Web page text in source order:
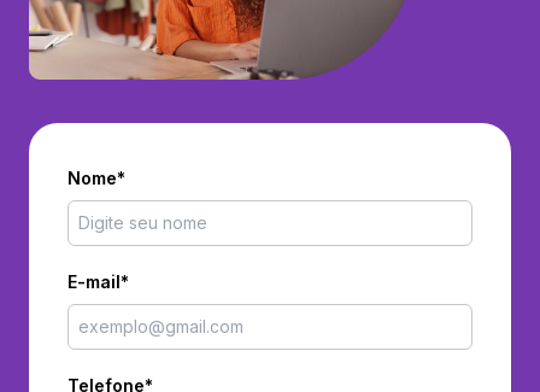
Nome*
E-mail*
Telefone*